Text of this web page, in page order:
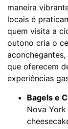
maneira
locais é
quem visita a
outono cria o
que oferecem
experiências
Bagels e
Nova